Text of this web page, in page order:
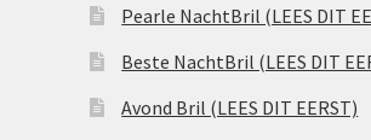
Pearle NachtBril (LEES DIT
Beste NachtBril (LEES DIT
Avond Bril (LEES DIT EERST)